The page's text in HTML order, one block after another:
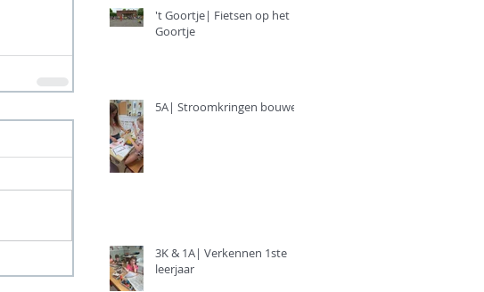
't Goortje| Fietsen op het
Goortje
5A| Stroomkringen bouwen
3K & 1A| Verkennen 1ste
leerjaar